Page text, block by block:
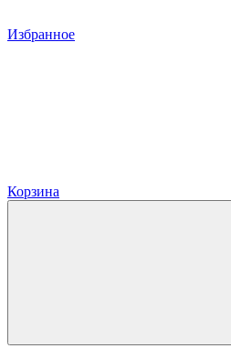
Избранное
Корзина